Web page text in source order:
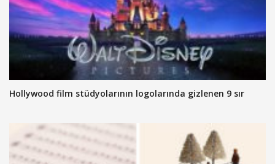
Hollywood film stüdyolarının logolarında gizlenen 9 sır